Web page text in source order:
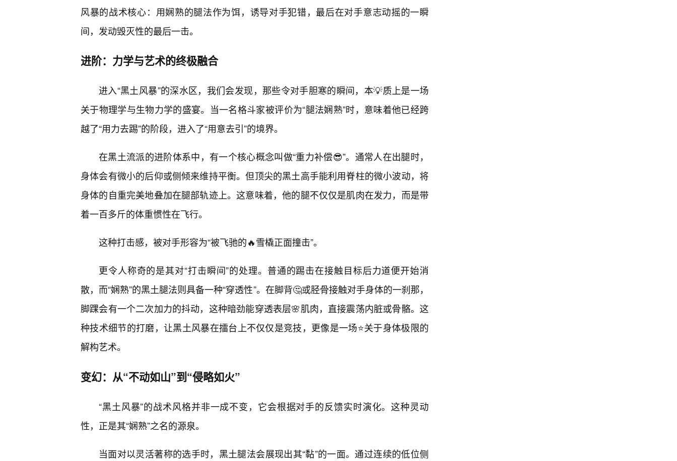
风暴的战术核心：用娴熟的腿法作为饵，诱导对手犯错，最后在对手意志动摇的一瞬
间，发动毁灭性的最后一击。
进阶：力学与艺术的终极融合
进入“黑土风暴”的深水区，我们会发现，那些令对手胆寒的瞬间，本💡质上是一场
关于物理学与生物力学的盛宴。当一名格斗家被评价为“腿法娴熟”时，意味着他已经跨
越了“用力去踢”的阶段，进入了“用意去引”的境界。
在黑土流派的进阶体系中，有一个核心概念叫做“重力补偿😎”。通常人在出腿时，
身体会有微小的后仰或侧倾来维持平衡。但顶尖的黑土高手能利用脊柱的微小波动，将
身体的自重完美地叠加在腿部轨迹上。这意味着，他的腿不仅仅是肌肉在发力，而是带
着一百多斤的体重惯性在飞行。
这种打击感，被对手形容为“被飞驰的🔥雪橇正面撞击”。
更令人称奇的是其对“打击瞬间”的处理。普通的踢击在接触目标后力道便开始消
散，而“娴熟”的黑土腿法则具备一种“穿透性”。在脚背🤔或胫骨接触对手身体的一刹那，
脚踝会有一个二次加力的抖动，这种暗劲能穿透表层🌸肌肉，直接震荡内脏或骨骼。这
种技术细节的打磨，让黑土风暴在擂台上不仅仅是竞技，更像是一场⭐关于身体极限的
解构艺术。
变幻：从“不动如山”到“侵略如火”
“黑土风暴”的战术风格并非一成不变，它会根据对手的反馈实时演化。这种灵动
性，正是其“娴熟”之名的源泉。
当面对以灵活著称的选手时，黑土腿法会展现出其“黏”的一面。通过连续的低位侧